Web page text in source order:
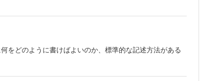
をどのように書けばよいのか、標準的な記述方法がある